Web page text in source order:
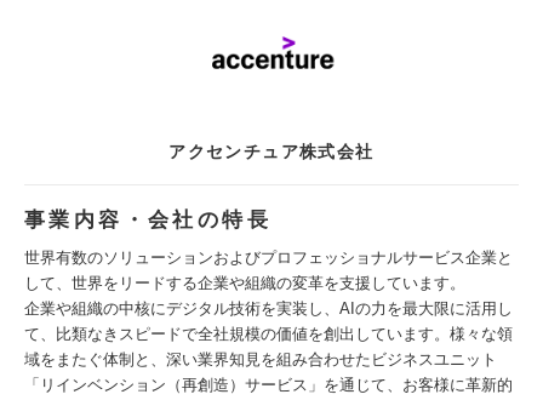
アクセンチュア株式会社
事業内容・会社の特長
世界有数のソリューションおよびプロフェッショナルサービス企業と
して、世界をリードする企業や組織の変革を支援しています。
企業や組織の中核にデジタル技術を実装し、AIの力を最大限に活用し
て、比類なきスピードで全社規模の価値を創出しています。様々な領
域をまたぐ体制と、深い業界知見を組み合わせたビジネスユニット
「リインベンション（再創造）サービス」を通じて、お客様に革新的